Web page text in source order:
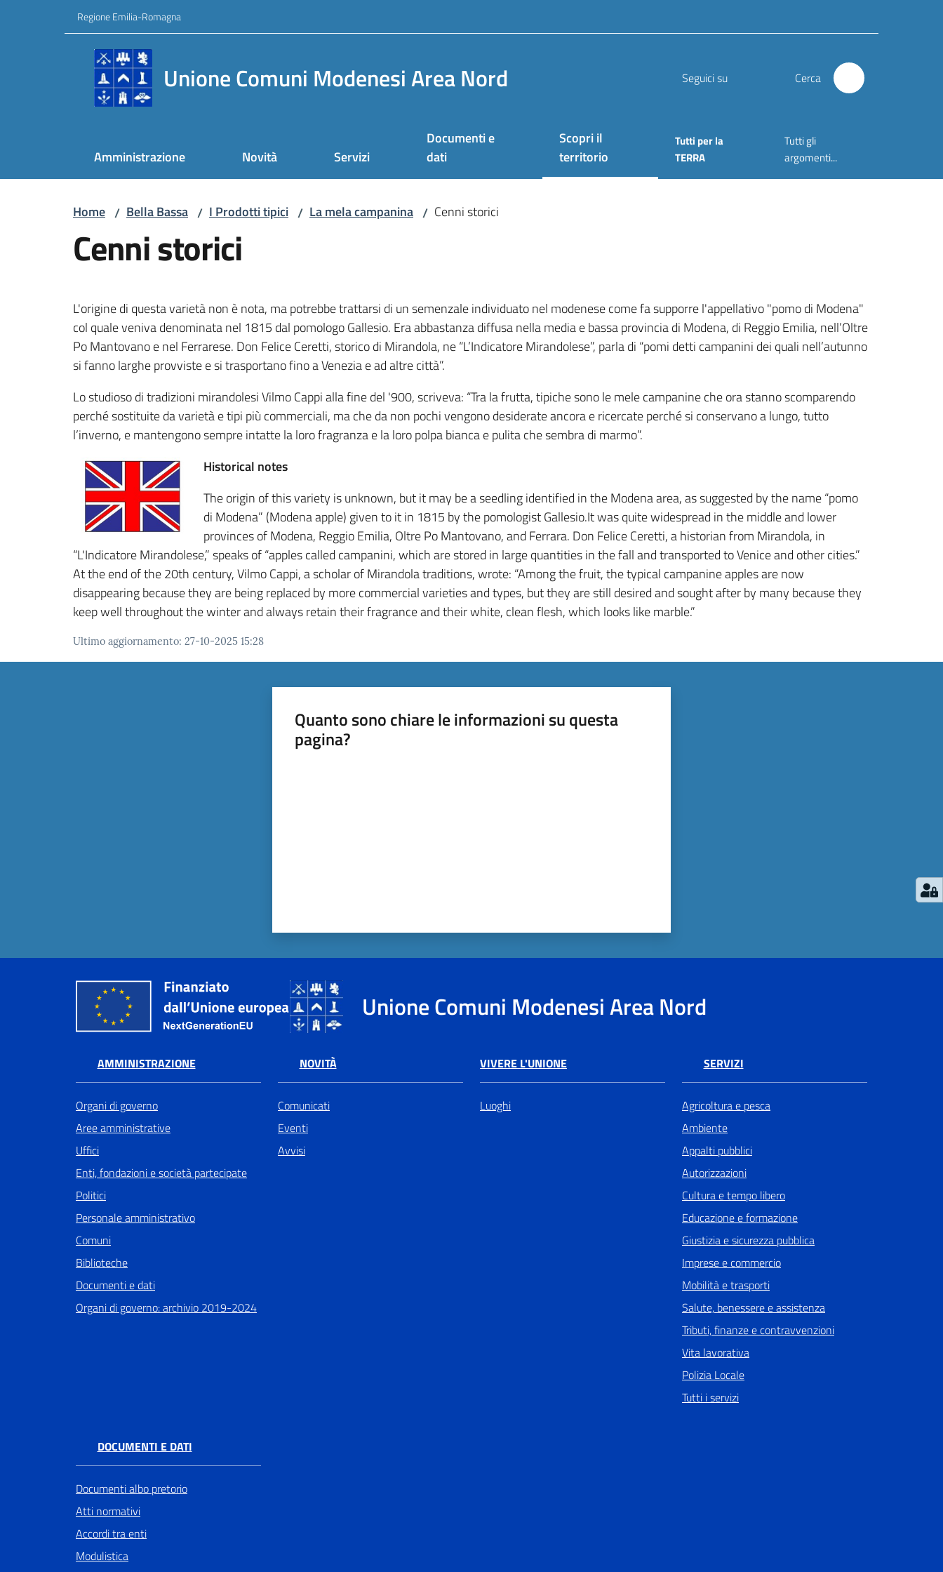
Vai al contenuto
Vai alla navigazioneRegione Emilia-Romagna
Unione Comuni Modenesi Area Nord Seguici su Cerca
Amministrazione Novità Servizi
Documenti e
dati
Scopri il
territorio
Menu selezionato
Tutti per la
TERRA
Tutti gli
argomenti...
Home / Bella Bassa / I Prodotti tipici / La mela campanina / Cenni storici
Cenni storici
L'origine di questa varietà non è nota, ma potrebbe trattarsi di un semenzale individuato nel modenese come fa supporre l'appellativo "pomo di Modena"
col quale veniva denominata nel 1815 dal pomologo Gallesio. Era abbastanza diffusa nella media e bassa provincia di Modena, di Reggio Emilia, nell’Oltre
Po Mantovano e nel Ferrarese. Don Felice Ceretti, storico di Mirandola, ne “L’Indicatore Mirandolese”, parla di “pomi detti campanini dei quali nell’autunno
si fanno larghe provviste e si trasportano fino a Venezia e ad altre città”.
Lo studioso di tradizioni mirandolesi Vilmo Cappi alla fine del '900, scriveva: “Tra la frutta, tipiche sono le mele campanine che ora stanno scomparendo
perché sostituite da varietà e tipi più commerciali, ma che da non pochi vengono desiderate ancora e ricercate perché si conservano a lungo, tutto
l’inverno, e mantengono sempre intatte la loro fragranza e la loro polpa bianca e pulita che sembra di marmo”.
Historical notes
The origin of this variety is unknown, but it may be a seedling identified in the Modena area, as suggested by the name “pomo
di Modena” (Modena apple) given to it in 1815 by the pomologist Gallesio.It was quite widespread in the middle and lower
provinces of Modena, Reggio Emilia, Oltre Po Mantovano, and Ferrara. Don Felice Ceretti, a historian from Mirandola, in
“L'Indicatore Mirandolese,” speaks of “apples called campanini, which are stored in large quantities in the fall and transported to Venice and other cities.”
At the end of the 20th century, Vilmo Cappi, a scholar of Mirandola traditions, wrote: “Among the fruit, the typical campanine apples are now
disappearing because they are being replaced by more commercial varieties and types, but they are still desired and sought after by many because they
keep well throughout the winter and always retain their fragrance and their white, clean flesh, which looks like marble.”
Ultimo aggiornamento: 27-10-2025 15:28
Quanto sono chiare le informazioni su questa
pagina?
Unione Comuni Modenesi Area Nord
AMMINISTRAZIONE
Organi di governo
Aree amministrative
Uffici
Enti, fondazioni e società partecipate
Politici
Personale amministrativo
Comuni
Biblioteche
Documenti e dati
Organi di governo: archivio 2019-2024
NOVITÀ
Comunicati
Eventi
Avvisi
VIVERE L'UNIONE
Luoghi
SERVIZI
Agricoltura e pesca
Ambiente
Appalti pubblici
Autorizzazioni
Cultura e tempo libero
Educazione e formazione
Giustizia e sicurezza pubblica
Imprese e commercio
Mobilità e trasporti
Salute, benessere e assistenza
Tributi, finanze e contravvenzioni
Vita lavorativa
Polizia Locale
Tutti i servizi
DOCUMENTI E DATI
Documenti albo pretorio
Atti normativi
Accordi tra enti
Modulistica